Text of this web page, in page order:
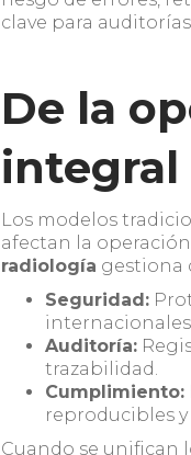
clave para
De la
integral
Los modelos
afectan la
radiología gestiona
Seguridad:
internacionales
Auditoría:
trazabilidad.
Cumplimiento:
reproducibles
Cuando se unifican